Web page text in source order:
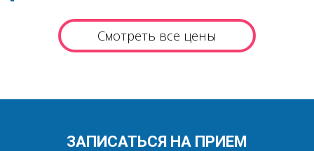
Смотреть все цены
ЗАПИСАТЬСЯ НА ПРИЕМ